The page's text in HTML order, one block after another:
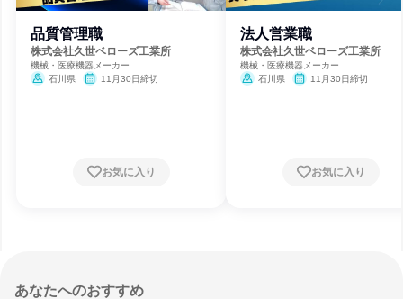
品質管理職
株式会社久世ベローズ工業所
機械・医療機器メーカー
石川県
11月30日締切
お気に入り
法人営業職
株式会社久世ベローズ工業所
機械・医療機器メーカー
石川県
11月30日締切
お気に入り
あなたへのおすすめ